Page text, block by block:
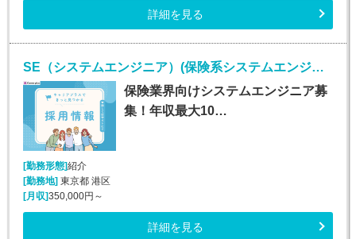
詳細を見る
SE（システムエンジニア）(保険系システムエンジニア/随時入社/正社員)
保険業界向けシステムエンジニア募
集！年収最大10…
[勤務形態]紹介
[勤務地]東京都 港区
[月収]350,000円～
詳細を見る